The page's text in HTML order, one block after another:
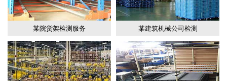
某院货架检测服务 某建筑机械公司检测